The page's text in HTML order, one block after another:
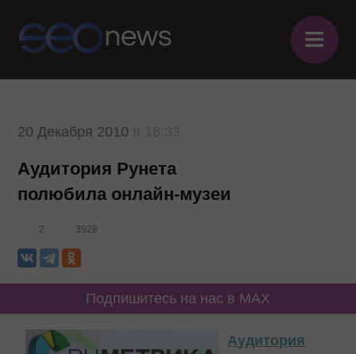
≡
20 Декабря 2010
Аудитория Рунета
полюбила онлайн-музеи
2 3928
Подпишитесь на нас в MAX
Аудитория